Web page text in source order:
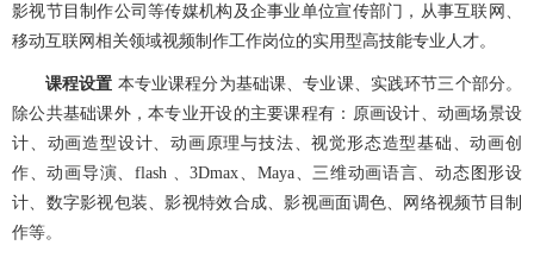
影视节目制作公司等传媒机构及企事业单位宣传部门，从事互联网、
移动互联网相关领域视频制作工作岗位的实用型高技能专业人才。
课程设置 本专业课程分为基础课、专业课、实践环节三个部分。
除公共基础课外，本专业开设的主要课程有：原画设计、动画场景设
计、动画造型设计、动画原理与技法、视觉形态造型基础、动画创
作、动画导演、 flash 、3Dmax Maya、三维动画语言、动态图形设
计、数字影视包装、影视特效合成、影视画面调色、网络视频节目制
作等。